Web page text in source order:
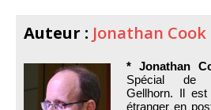
Auteur : Jonathan Cook
* Jonathan
Spécial de
Gellhorn. Il
étranger en